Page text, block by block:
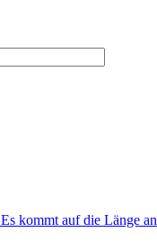
kommt auf die Länge an